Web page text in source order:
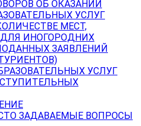
ОБ ОКАЗАНИИ
УСЛУГ
МЕСТ,
ИНОГОРОДНИХ
ЗАЯВЛЕНИЙ
УСЛУГ
ЗАДАВАЕМЫЕ ВОПРОСЫ